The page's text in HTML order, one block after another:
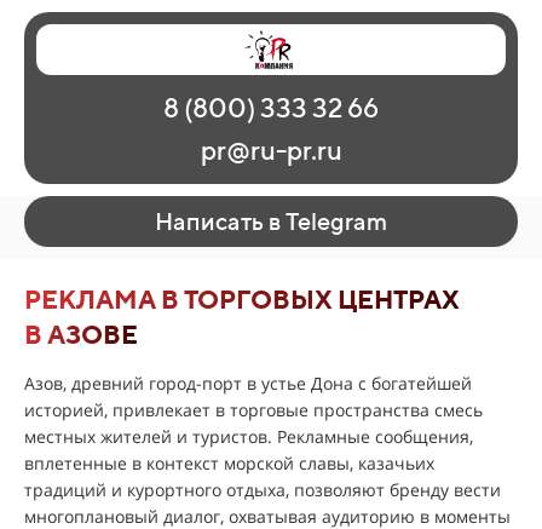
Главная
Наши работы
О рекламе
Регионы
Контакты
8 (800) 333 32 66
pr@ru-pr.ru
Написать в Telegram
РЕКЛАМА В ТОРГОВЫХ ЦЕНТРАХ
В АЗОВЕ
Азов, древний город-порт в устье Дона с богатейшей
историей, привлекает в торговые пространства смесь
местных жителей и туристов. Рекламные сообщения,
вплетенные в контекст морской славы, казачьих
традиций и курортного отдыха, позволяют бренду вести
многоплановый диалог, охватывая аудиторию в моменты